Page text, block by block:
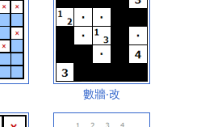
數牆‧改